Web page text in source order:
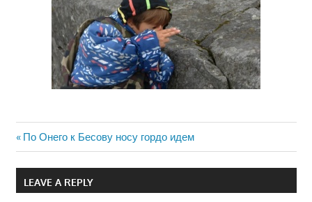
Навигация
по
Previous
Post:
По Онего к Бесову носу гордо идем
LEAVE A REPLY